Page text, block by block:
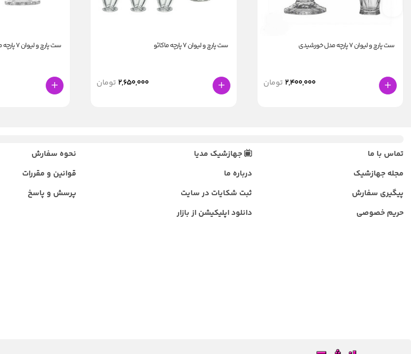
ست پارچ و لیوان ۷ پارچه مدل خورشیدی
2,400,000 تومان
ست پارچ و لیوان 7 پارچه ماکائو
2,650,000 تومان
ست پارچ و لیوان 7 پارچه مجستی سری آنجلیکا
تماس با ما جهازشیک مدیا
نحوه سفارش
مجله جهازشیک
درباره ما
قوانین و مقررات
پیگیری سفارش
ثبت شکایات در سایت
پرسش و پاسخ
حریم خصوصی
دانلود اپلیکیشن از بازار